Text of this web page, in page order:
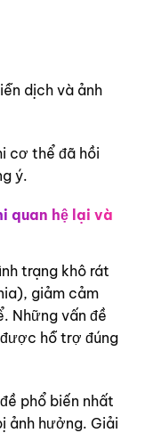
dịch và ảnh
cơ thể đã hồi
ý.
quan hệ lại và
trạng khô rát
giảm cảm
Những vấn đề
hỗ trợ đúng
phổ biến nhất
ảnh hưởng. Giải